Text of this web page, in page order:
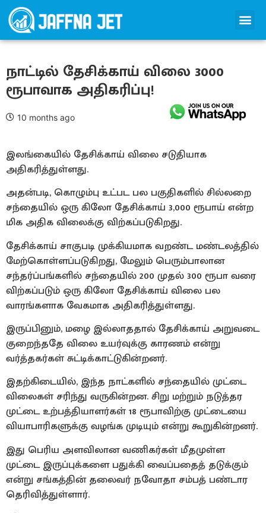
நாட்டில் தேசிக்காய் விலை 3000
ரூபாவாக அதிகரிப்பு!
10 months ago
இலங்கையில் தேசிக்காய் விலை சடுதியாக
அதிகரித்துள்ளது.
அதன்படி, கொழும்பு உட்பட பல பகுதிகளில் சில்லறை
சந்தையில் ஒரு கிலோ தேசிக்காய் 3,000 ரூபாய் என்ற
மிக அதிக விலைக்கு விற்கப்படுகிறது.
தேசிக்காய் சாகுபடி முக்கியமாக வறண்ட மண்டலத்தில்
மேற்கொள்ளப்படுகிறது, மேலும் பெரும்பாலான
சந்தர்ப்பங்களில் சந்தையில் 200 முதல் 300 ரூபா வரை
விற்கப்படும் ஒரு கிலோ தேசிக்காய் விலை பல
வாரங்களாக வேகமாக அதிகரித்துள்ளது.
இருப்பினும், மழை இல்லாததால் தேசிக்காய் அறுவடை
குறைந்ததே விலை உயர்வுக்கு காரணம் என்று
வர்த்தகர்கள் சுட்டிக்காட்டுகின்றனர்.
இதற்கிடையில், இந்த நாட்களில் சந்தையில் முட்டை
விலைகள் சரிந்து வருகின்றன. சிறு மற்றும் நடுத்தர
முட்டை உற்பத்தியாளர்கள் 18 ரூபாவிற்கு முட்டையை
வியாபாரிகளுக்கு வழங்க முடியும் என்று கூறுகின்றனர்.
இது பெரிய அளவிலான வணிகர்கள் மீதமுள்ள
முட்டை இருப்புக்களை பதுக்கி வைப்பதைத் தடுக்கும்
என்று சங்கத்தின் தலைவர் நவோதா சம்பத் பண்டார
தெரிவித்துள்ளார்.